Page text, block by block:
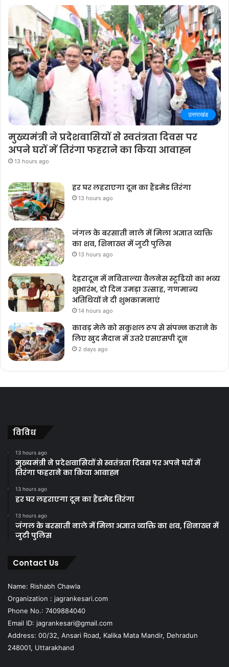
उत्तराखंड
मुख्यमंत्री ने प्रदेशवासियों से स्वतंत्रता दिवस पर
अपने घरों में तिरंगा फहराने का किया आवाह्न
13 hours ago
हर घर लहराएगा दून का हैंडमेड तिरंगा
13 hours ago
जंगल के बरसाती नाले में मिला अज्ञात व्यक्ति
का शव, शिनाख्त में जुटी पुलिस
13 hours ago
देहरादून में नविताल्या वैलनेस स्टूडियो का भव्य
शुभारंभ, दो दिन उमड़ा उत्साह, गणमान्य
अतिथियों ने दी शुभकामनाएं
14 hours ago
कावड़ मेले को सकुशल रूप से संपन्न कराने के
लिए खुद मैदान में उतरे एसएसपी दून
2 days ago
विविध
13 hours ago
मुख्यमंत्री ने प्रदेशवासियों से स्वतंत्रता दिवस पर अपने घरों में
तिरंगा फहराने का किया आवाह्न
13 hours ago
हर घर लहराएगा दून का हैंडमेड तिरंगा
13 hours ago
जंगल के बरसाती नाले में मिला अज्ञात व्यक्ति का शव, शिनाख्त में
जुटी पुलिस
Contact Us
Name: Rishabh Chawla
Organization : jagrankesari.com
Phone No.: 7409884040
Email ID: jagrankesari@gmail.com
Address: 00/32, Ansari Road, Kalika Mata Mandir, Dehradun
248001, Uttarakhand